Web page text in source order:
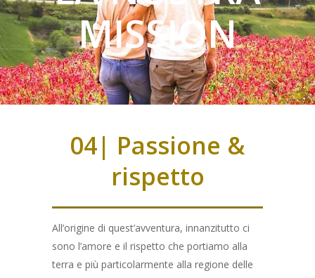
MISSION
04| Passione &
rispetto
All’origine di quest’avventura, innanzitutto ci
sono l’amore e il rispetto che portiamo alla
terra e più particolarmente alla regione delle